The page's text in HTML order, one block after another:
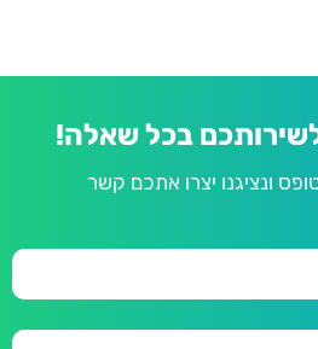
בכל שאלה!
ונציגנו יצרו אתכם קשר